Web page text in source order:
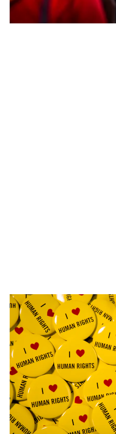
Ja,
blijf
Amnesty
steunen
voor
een
lager
bedrag